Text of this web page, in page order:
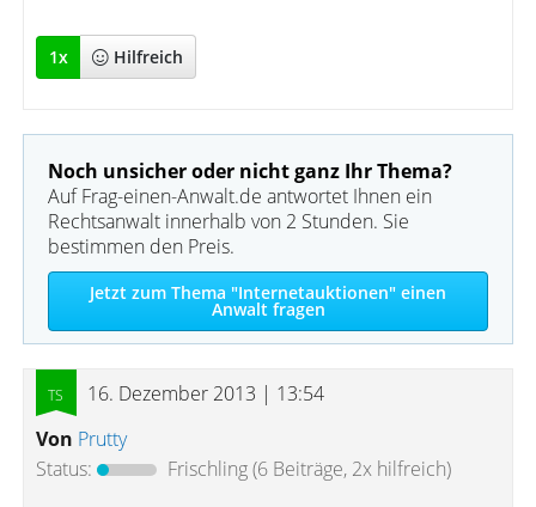
1x Hilfreich
Noch unsicher oder nicht ganz Ihr Thema?
Auf Frag-einen-Anwalt.de antwortet Ihnen ein
Rechtsanwalt innerhalb von 2 Stunden. Sie
bestimmen den Preis.
Jetzt zum Thema "Internetauktionen" einen
Anwalt fragen
16. Dezember 2013 | 13:54
Von Prutty
Status:
Frischling(6 Beiträge, 2x hilfreich)